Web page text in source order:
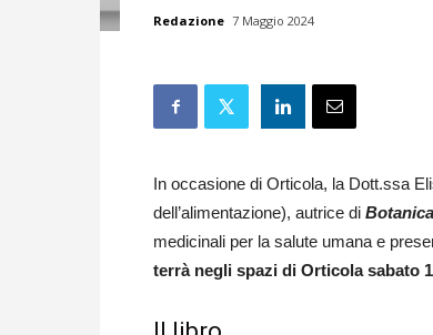
Redazione 7 Maggio 2024
In occasione di Orticola, la Dott.ssa
dell’alimentazione), autrice di
medicinali per la salute umana e
terrà negli spazi di Orticola sabato